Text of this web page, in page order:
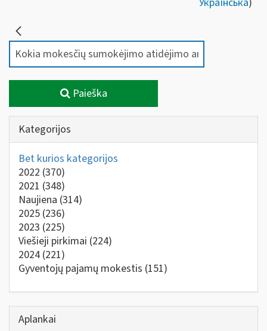
Paieška
Kategorijos
Bet kurios kategorijos
2022 (370)
2021 (348)
Naujiena (314)
2025 (236)
2023 (225)
Viešieji pirkimai (224)
2024 (221)
Gyventojų pajamų mokestis (151)
Aplankai